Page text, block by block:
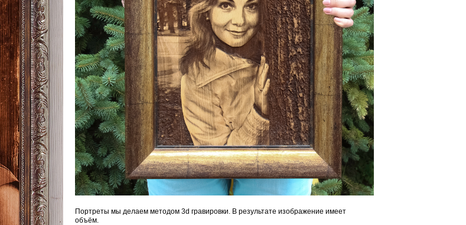
Портреты мы делаем методом 3d гравировки. В результате изображение имеет
объём.